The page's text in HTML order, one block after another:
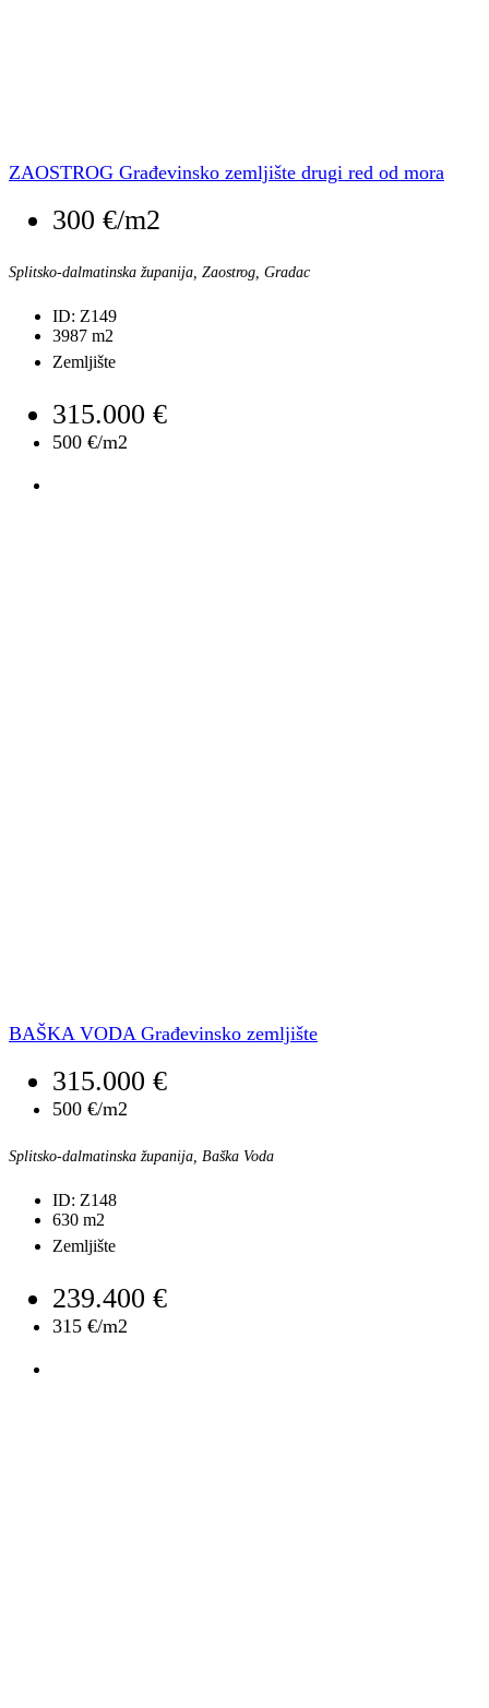
ZAOSTROG Građevinsko zemljište drugi red od mora
300 €/m2
Splitsko-dalmatinska županija, Zaostrog, Gradac
ID: Z149
3987 m2
Zemljište
315.000 €
500 €/m2
BAŠKA VODA Građevinsko zemljište
315.000 €
500 €/m2
Splitsko-dalmatinska županija, Baška Voda
ID: Z148
630 m2
Zemljište
239.400 €
315 €/m2